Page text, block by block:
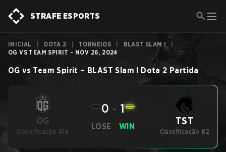
STRAFE ESPORTS
INICIAL DOTA 2 TORNEIOS BLAST SLAM I
OG VS TEAM SPIRIT - NOV 26, 2024
OG vs Team Spirit – BLAST Slam I Dota 2 Partida
OG
Classificação #14
LOSE
0 - 1
WIN TST
Classificação #2